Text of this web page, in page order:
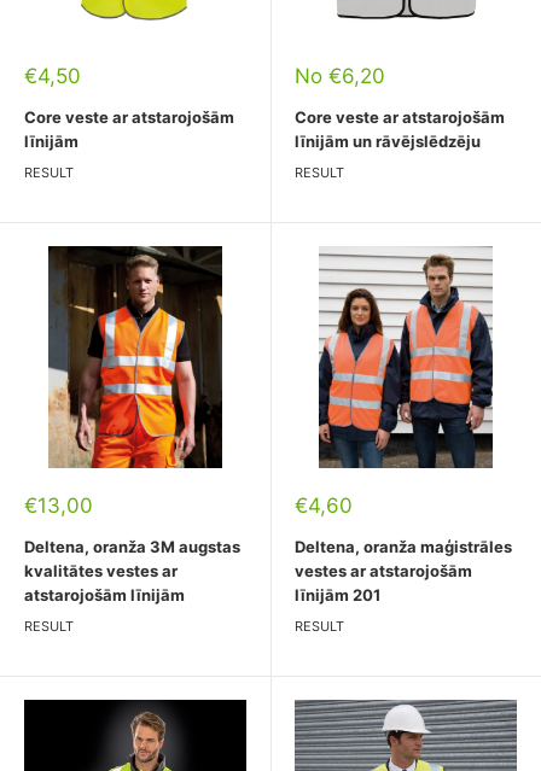
Pārdošanas
€4,50
Core veste ar atstarojošām
līnijām
RESULT
Pārdošanas
No €6,20
Core veste ar atstarojošām
līnijām un rāvējslēdzēju
RESULT
Pārdošanas
€13,00
Deltena, oranža 3M augstas
kvalitātes vestes ar
atstarojošām līnijām
RESULT
Pārdošanas
€4,60
Deltena, oranža maģistrāles
vestes ar atstarojošām
līnijām 201
RESULT